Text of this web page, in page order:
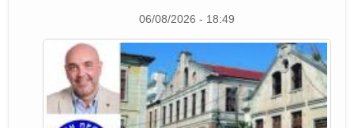
06/08/2026 - 18:49